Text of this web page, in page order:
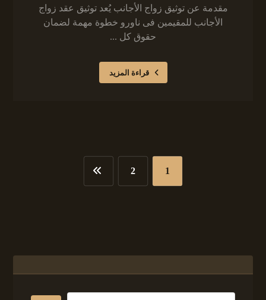
مقدمة عن توثيق زواج الأجانب يُعد توثيق عقد زواج
الأجانب للمقيمين فى ناورو خطوة مهمة لضمان
حقوق كل ...
قراءة المزيد
1
2